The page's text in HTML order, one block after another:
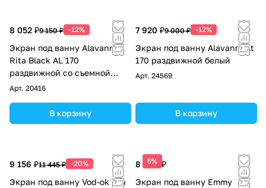
8 052 ₽9 150 ₽ -12%
Экран под ванну Alavann
Rita Black AL 170
раздвижной со съемной
дверкой серый бетон
Арт. 20416
В корзину
7 920 ₽9 000 ₽ -12%
Экран под ванну Alavann Alt
170 раздвижной белый
Арт. 24569
В корзину
9 156 ₽11 445 ₽ -20%
Экран под ванну Vod-ok Тач
5%
8 090 ₽
Экран под ванну Emmy